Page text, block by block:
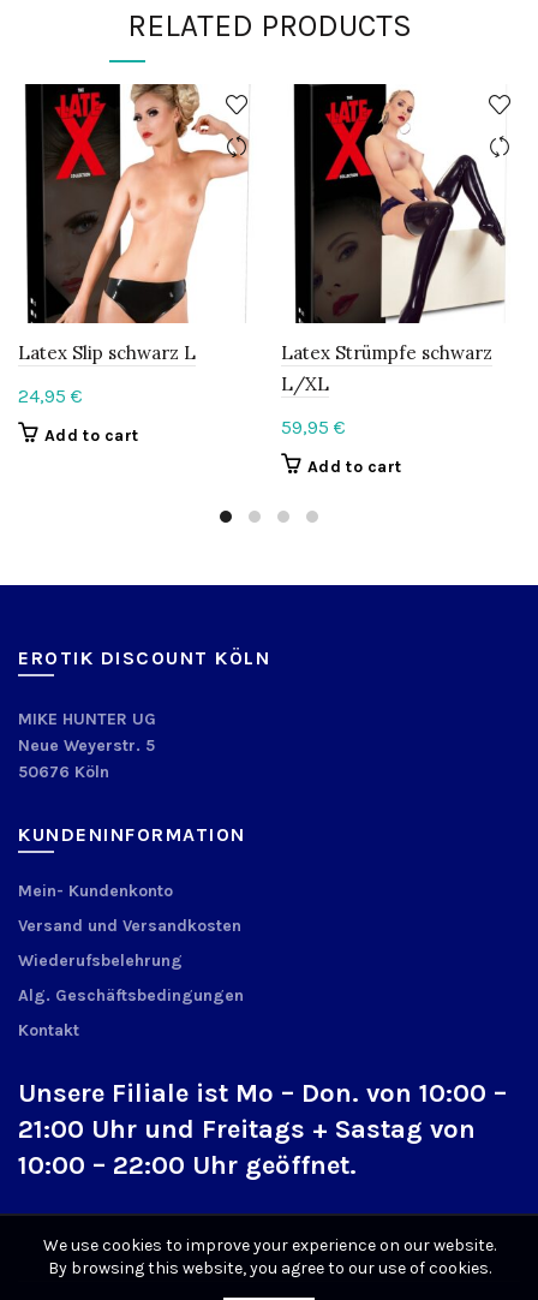
RELATED PRODUCTS
Latex Slip schwarz L
24,95 €
Add to cart
Latex Strümpfe schwarz
L/XL
59,95 €
Add to cart
EROTIK DISCOUNT KÖLN
MIKE HUNTER UG
Neue Weyerstr. 5
50676 Köln
KUNDENINFORMATION
Mein- Kundenkonto
Versand und Versandkosten
Wiederufsbelehrung
Alg. Geschäftsbedingungen
Kontakt
Unsere Filiale ist Mo – Don. von 10:00 –
21:00 Uhr und Freitags + Sastag von
10:00 – 22:00 Uhr geöffnet.
We use cookies to improve your experience on our website.
By browsing this website, you agree to our use of cookies.